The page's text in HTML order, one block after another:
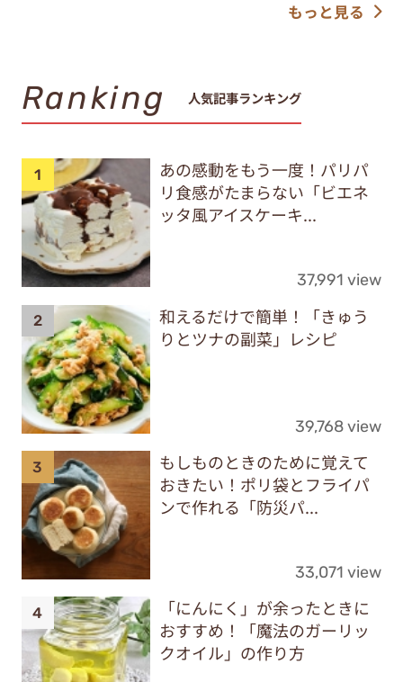
もっと見る
Ranking 人気記事ランキング
あの感動をもう一度！パリパ
リ食感がたまらない「ビエネ
ッタ風アイスケーキ...
37,991 view
和えるだけで簡単！「きゅう
りとツナの副菜」レシピ
39,768 view
もしものときのために覚えて
おきたい！ポリ袋とフライパ
ンで作れる「防災パ...
33,071 view
「にんにく」が余ったときに
おすすめ！「魔法のガーリッ
クオイル」の作り方